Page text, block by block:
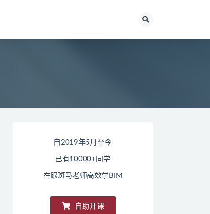
自2019年5月至今
已有10000+同学
在跟斑马老师高效学BIM
自助开课